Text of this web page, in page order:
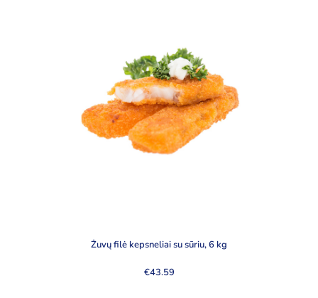
Žuvų filė kepsneliai su sūriu, 6 kg
€43.59